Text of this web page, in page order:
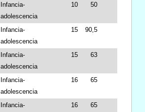
Infancia-
adolescencia
10 50
Infancia-
adolescencia
15 90,5
Infancia-
adolescencia
15 63
Infancia-
adolescencia
16 65
Infancia-
16 65